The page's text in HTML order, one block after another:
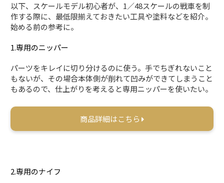
以下、スケールモデル初心者が、1／48スケールの戦車を制
作する際に、最低限揃えておきたい工具や塗料などを紹介。
始める前の参考に。
1.専用のニッパー
パーツをキレイに切り分けるのに使う。手でちぎれないこと
もないが、その場合本体側が削れて凹みができてしまうこと
もあるので、仕上がりを考えると専用ニッパーを使いたい。
商品詳細はこちら
2.専用のナイフ